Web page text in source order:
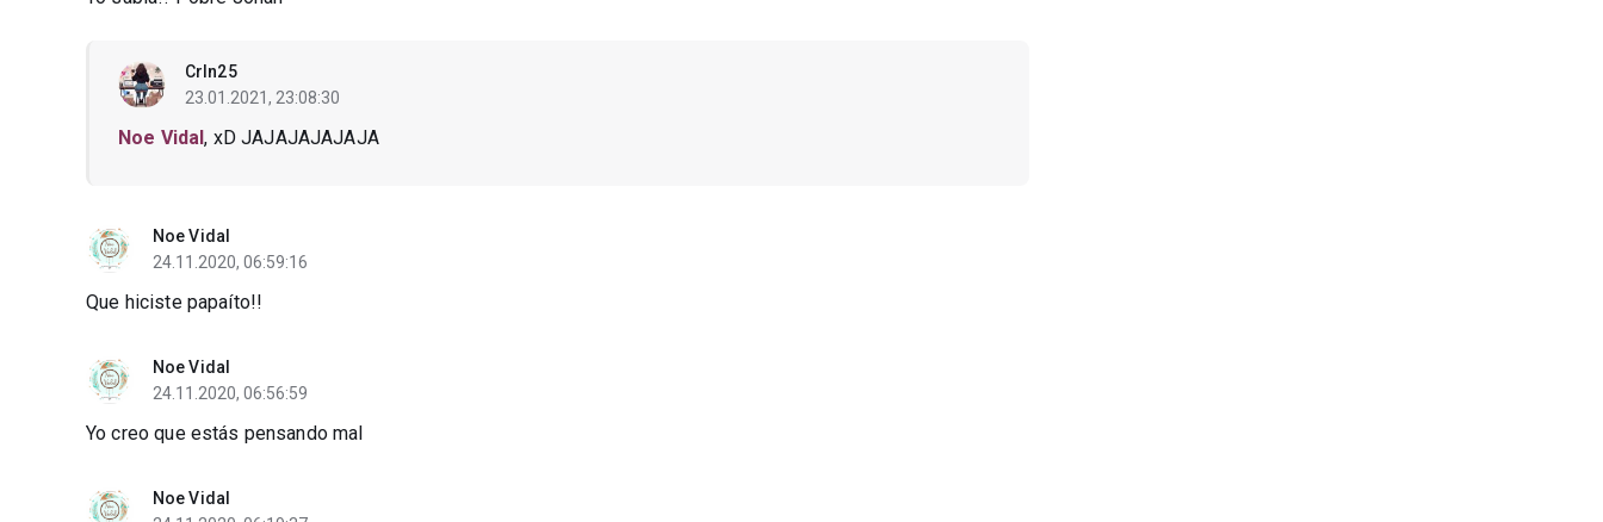
Crln25
23.01.2021, 23:08:30
Noe Vidal, xD JAJAJAJAJAJA
Noe Vidal
24.11.2020, 06:59:16
Que hiciste papaíto!!
Noe Vidal
24.11.2020, 06:56:59
Yo creo que estás pensando mal
Noe Vidal